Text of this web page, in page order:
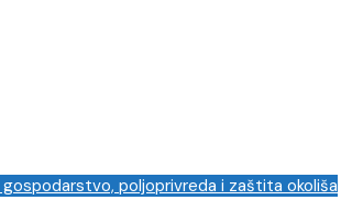
gospodarstvo, poljoprivreda i zaštita okoliša